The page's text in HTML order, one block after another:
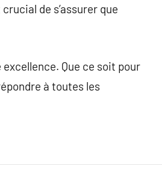
de s’assurer que
Que ce soit pour
à toutes les